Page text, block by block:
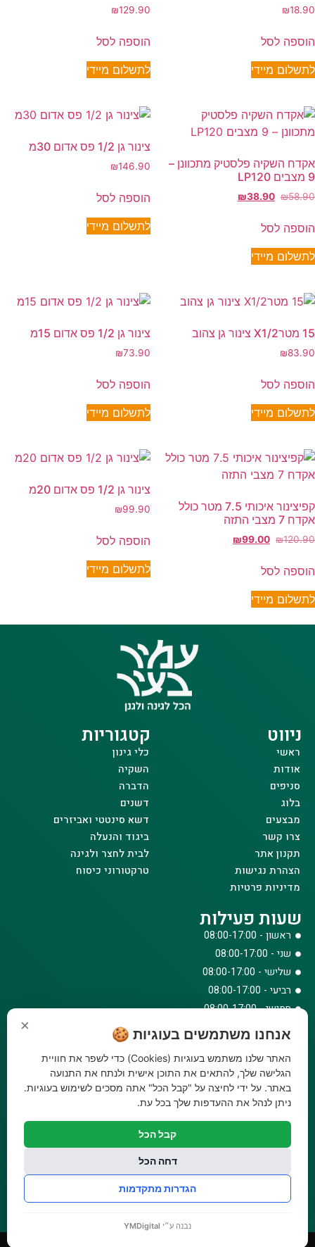
₪18.90
הוספה לסל
לתשלום מיידי
₪129.90
הוספה לסל
לתשלום מיידי
אקדח השקיה פלסטיק מתכוונן –
9 מצבים LP120
₪58.90
₪38.90
הוספה לסל
לתשלום מיידי
צינור גן 1/2 פס אדום 30מ
₪146.90
הוספה לסל
לתשלום מיידי
15 מטרX1/2 צינור גן צהוב
₪83.90
הוספה לסל
לתשלום מיידי
צינור גן 1/2 פס אדום 15מ
₪73.90
הוספה לסל
לתשלום מיידי
קפיצינור איכותי 7.5 מטר כולל
אקדח 7 מצבי התזה
₪120.90
₪99.00
הוספה לסל
לתשלום מיידי
צינור גן 1/2 פס אדום 20מ
₪99.90
הוספה לסל
לתשלום מיידי
ניווט
ראשי
אודות
סניפים
בלוג
מבצעים
צרו קשר
תקנון אתר
הצהרת נגישות
מדיניות פרטיות
קטגוריות
כלי גינון
השקיה
הדברה
דשנים
דשא סינטטי ואביזרים
ביגוד והנעלה
לבית לחצר ולגינה
טרקטורוני כיסוח
שעות פעילות
ראשון - 08:00-17:00
שני - 08:00-17:00
שלישי - 08:00-17:00
רביעי - 08:00-17:00
חמישי - 08:00-17:00
שישי - 08:00-12:30
צרו קשר
073-779-6243
וואטסאפ
amirbair@amir-agricul.co.il
משלוחים:
עלות משלוח עד הבית 29.90 ₪, משלוח חינם בקניה מעל
× אנחנו משתמשים בעוגיות 🍪
האתר שלנו משתמש בעוגיות (Cookies) כדי לשפר את חוויית
הגלישה שלך, להתאים את התוכן אישית ולנתח את התנועה
באתר. על ידי לחיצה על "קבל הכל" אתה מסכים לשימוש בעוגיות.
ניתן לנהל את ההעדפות שלך בכל עת.
קבל הכל
דחה הכל
הגדרות מתקדמות
נבנה ע״י YMDigital